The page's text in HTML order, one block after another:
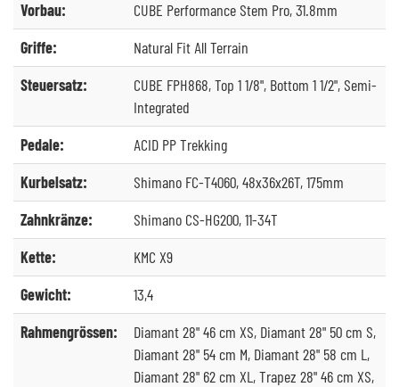
Vorbau:
CUBE Performance Stem Pro, 31.8mm
Griffe:
Natural Fit All Terrain
Steuersatz:
CUBE FPH868, Top 1 1/8", Bottom 1 1/2", Semi-
Integrated
Pedale:
ACID PP Trekking
Kurbelsatz:
Shimano FC-T4060, 48x36x26T, 175mm
Zahnkränze:
Shimano CS-HG200, 11-34T
Kette:
KMC X9
Gewicht:
13,4
Rahmengrössen:
Diamant 28" 46 cm XS, Diamant 28" 50 cm S,
Diamant 28" 54 cm M, Diamant 28" 58 cm L,
Diamant 28" 62 cm XL, Trapez 28" 46 cm XS,